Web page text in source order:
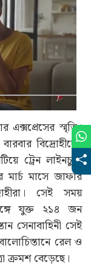
স্মৃতি।
বিদ্রোহীদের
ট্রেন লাইনচ্যুত
মাসে জাফার
সেই সময়
যুক্ত ২১৪ জন
সেনাবাহিনী সেই
রেল ও
ক্রমশ বেড়েছে।